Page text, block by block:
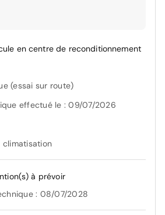
en centre de reconditionnement
(essai sur route)
effectué le : 09/07/2026
climatisation
à prévoir
: 08/07/2028